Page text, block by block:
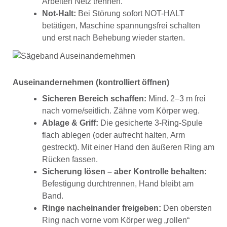
Not-Halt: Bei Störung sofort NOT-HALT
betätigen, Maschine spannungsfrei schalten
und erst nach Behebung wieder starten.
Auseinandernehmen (kontrolliert öffnen)
Sicheren Bereich schaffen: Mind. 2–3 m frei
nach vorne/seitlich. Zähne vom Körper weg.
Ablage & Griff: Die gesicherte 3-Ring-Spule
flach ablegen (oder aufrecht halten, Arm
gestreckt). Mit einer Hand den äußeren Ring am
Rücken fassen.
Sicherung lösen – aber Kontrolle behalten:
Befestigung durchtrennen, Hand bleibt am
Band.
Ringe nacheinander freigeben: Den obersten
Ring nach vorne vom Körper weg „rollen“